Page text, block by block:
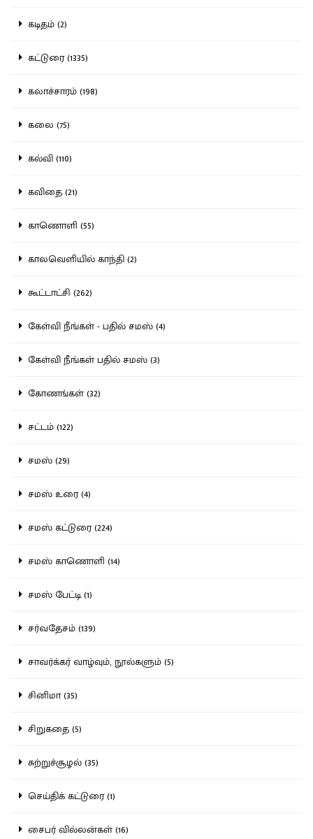
கடிதம் (2)
கட்டுரை (1335)
கலாச்சாரம் (198)
கலை (75)
கல்வி (110)
கவிதை (21)
காணொளி (55)
காலவெளியில் காந்தி (2)
கூட்டாட்சி (262)
கேள்வி நீங்கள் - பதில் சமஸ் (4)
கேள்வி நீங்கள் பதில் சமஸ் (3)
கோணங்கள் (32)
சட்டம் (122)
சமஸ் (29)
சமஸ் உரை (4)
சமஸ் கட்டுரை (224)
சமஸ் காணொளி (14)
சமஸ் பேட்டி (1)
சர்வதேசம் (139)
சாவர்க்கர் வாழ்வும், நூல்களும் (5)
சினிமா (35)
சிறுகதை (5)
சுற்றுச்சூழல் (35)
செய்திக் கட்டுரை (1)
சைபர் வில்லன்கள் (16)